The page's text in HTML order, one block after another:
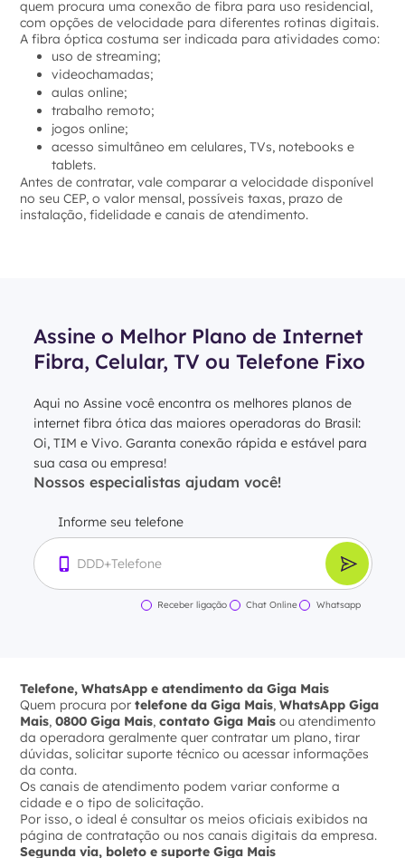
quem procura uma conexão de fibra para uso residencial,
com opções de velocidade para diferentes rotinas digitais.
A fibra óptica costuma ser indicada para atividades como:
uso de streaming;
videochamadas;
aulas online;
trabalho remoto;
jogos online;
acesso simultâneo em celulares, TVs, notebooks e
tablets.
Antes de contratar, vale comparar a velocidade disponível
no seu CEP, o valor mensal, possíveis taxas, prazo de
instalação, fidelidade e canais de atendimento.
Assine o Melhor Plano de Internet
Fibra, Celular, TV ou Telefone Fixo
Aqui no Assine você encontra os melhores planos de
internet fibra ótica das maiores operadoras do Brasil:
Oi, TIM e Vivo. Garanta conexão rápida e estável para
sua casa ou empresa!
Nossos especialistas ajudam você!
Informe seu telefone
Receber ligação Chat Online Whatsapp
Telefone, WhatsApp e atendimento da Giga Mais
Quem procura portelefone da Giga Mais,WhatsApp Giga
Mais,0800 Giga Mais,contato Giga Mais ou atendimento
da operadora geralmente quer contratar um plano, tirar
dúvidas, solicitar suporte técnico ou acessar informações
da conta.
Os canais de atendimento podem variar conforme a
cidade e o tipo de solicitação.
Por isso, o ideal é consultar os meios oficiais exibidos na
página de contratação ou nos canais digitais da empresa.
Segunda via, boleto e suporte Giga Mais